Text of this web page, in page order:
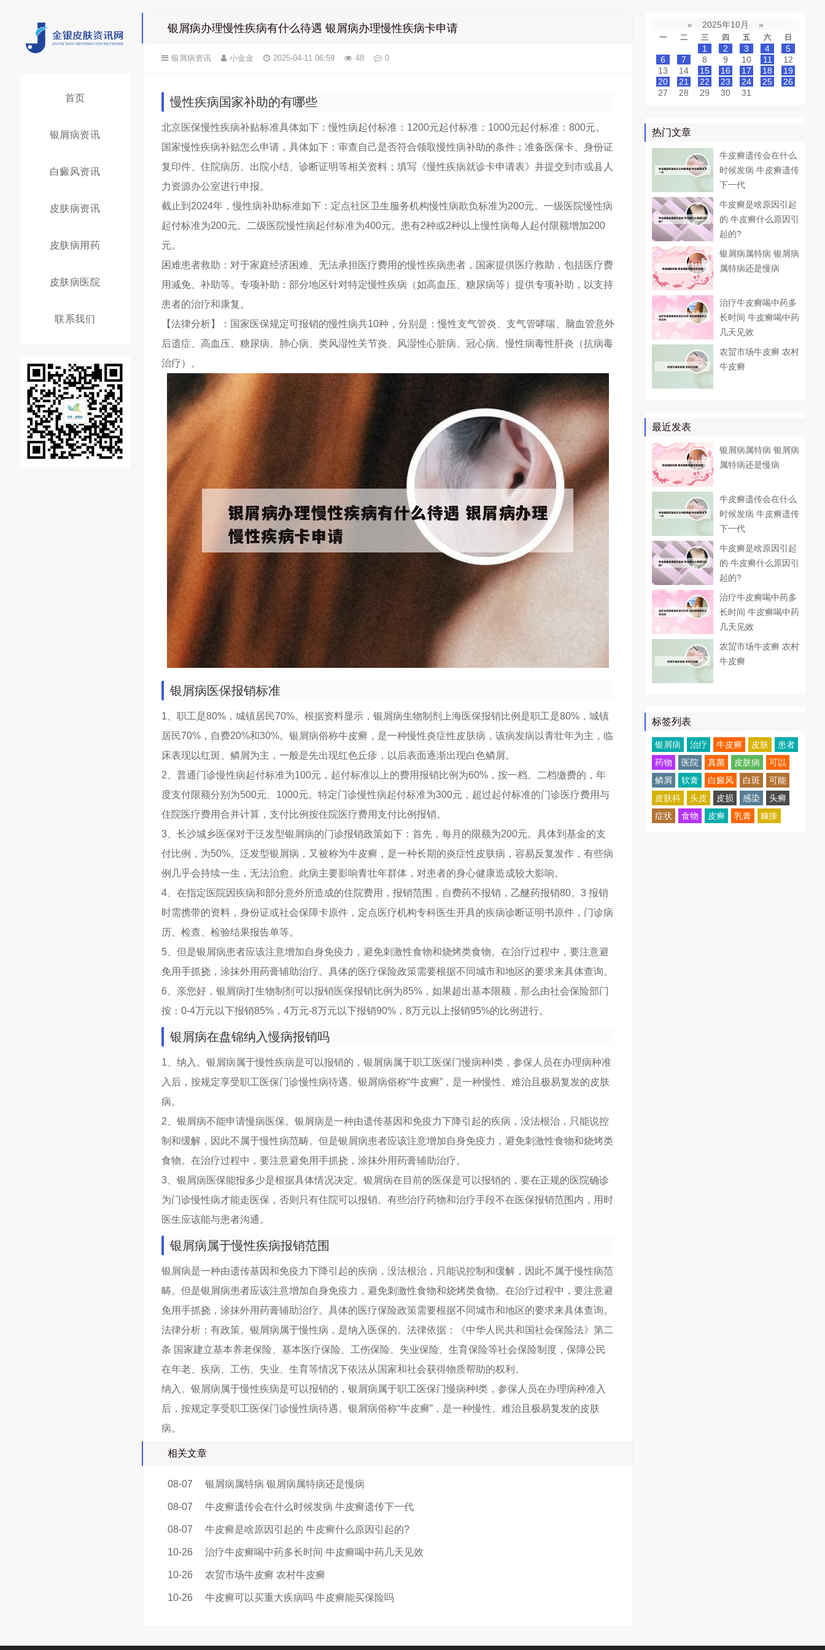
首页
银屑病资讯
白癜风资讯
皮肤病资讯
皮肤病用药
皮肤病医院
联系我们
银屑病办理慢性疾病有什么待遇 银屑病办理慢性疾病卡申请
银屑病资讯 小金金 2025-04-11 06:59 48 0
慢性疾病国家补助的有哪些
北京医保慢性疾病补贴标准具体如下：慢性病起付标准：1200元起付标准：1000元起付标准：800元。
国家慢性疾病补贴怎么申请，具体如下：审查自己是否符合领取慢性病补助的条件；准备医保卡、身份证
复印件、住院病历、出院小结、诊断证明等相关资料；填写《慢性疾病就诊卡申请表》并提交到市或县人
力资源办公室进行申报。
截止到2024年，慢性病补助标准如下：定点社区卫生服务机构慢性病欺负标准为200元。一级医院慢性病
起付标准为200元。二级医院慢性病起付标准为400元。患有2种或2种以上慢性病每人起付限额增加200
元。
困难患者救助：对于家庭经济困难、无法承担医疗费用的慢性疾病患者，国家提供医疗救助，包括医疗费
用减免、补助等。专项补助：部分地区针对特定慢性疾病（如高血压、糖尿病等）提供专项补助，以支持
患者的治疗和康复。
【法律分析】：国家医保规定可报销的慢性病共10种，分别是：慢性支气管炎、支气管哮喘、脑血管意外
后遗症、高血压、糖尿病、肺心病、类风湿性关节炎、风湿性心脏病、冠心病、慢性病毒性肝炎（抗病毒
治疗）。
银屑病医保报销标准
1、职工是80%，城镇居民70%。根据资料显示，银屑病生物制剂上海医保报销比例是职工是80%，城镇
居民70%，自费20%和30%。银屑病俗称牛皮癣，是一种慢性炎症性皮肤病，该病发病以青壮年为主，临
床表现以红斑、鳞屑为主，一般是先出现红色丘疹，以后表面逐渐出现白色鳞屑。
2、普通门诊慢性病起付标准为100元，起付标准以上的费用报销比例为60%，按一档、二档缴费的，年
度支付限额分别为500元、1000元。特定门诊慢性病起付标准为300元，超过起付标准的门诊医疗费用与
住院医疗费用合并计算，支付比例按住院医疗费用支付比例报销。
3、长沙城乡医保对于泛发型银屑病的门诊报销政策如下：首先，每月的限额为200元。具体到基金的支
付比例，为50%。泛发型银屑病，又被称为牛皮癣，是一种长期的炎症性皮肤病，容易反复发作，有些病
例几乎会持续一生，无法治愈。此病主要影响青壮年群体，对患者的身心健康造成较大影响。
4、在指定医院因疾病和部分意外所造成的住院费用，报销范围，自费药不报销，乙醚药报销80。3 报销
时需携带的资料，身份证或社会保障卡原件，定点医疗机构专科医生开具的疾病诊断证明书原件，门诊病
历、检查、检验结果报告单等。
5、但是银屑病患者应该注意增加自身免疫力，避免刺激性食物和烧烤类食物。在治疗过程中，要注意避
免用手抓挠，涂抹外用药膏辅助治疗。具体的医疗保险政策需要根据不同城市和地区的要求来具体查询。
6、亲您好，银屑病打生物制剂可以报销医保报销比例为85%，如果超出基本限额，那么由社会保险部门
按：0-4万元以下报销85%，4万元-8万元以下报销90%，8万元以上报销95%的比例进行。
银屑病在盘锦纳入慢病报销吗
1、纳入。银屑病属于慢性疾病是可以报销的，银屑病属于职工医保门慢病种I类，参保人员在办理病种准
入后，按规定享受职工医保门诊慢性病待遇。银屑病俗称“牛皮癣”，是一种慢性、难治且极易复发的皮肤
病。
2、银屑病不能申请慢病医保。银屑病是一种由遗传基因和免疫力下降引起的疾病，没法根治，只能说控
制和缓解，因此不属于慢性病范畴。但是银屑病患者应该注意增加自身免疫力，避免刺激性食物和烧烤类
食物。在治疗过程中，要注意避免用手抓挠，涂抹外用药膏辅助治疗。
3、银屑病医保能报多少是根据具体情况决定。银屑病在目前的医保是可以报销的，要在正规的医院确诊
为门诊慢性病才能走医保，否则只有住院可以报销。有些治疗药物和治疗手段不在医保报销范围内，用时
医生应该能与患者沟通。
银屑病属于慢性疾病报销范围
银屑病是一种由遗传基因和免疫力下降引起的疾病，没法根治，只能说控制和缓解，因此不属于慢性病范
畴。但是银屑病患者应该注意增加自身免疫力，避免刺激性食物和烧烤类食物。在治疗过程中，要注意避
免用手抓挠，涂抹外用药膏辅助治疗。具体的医疗保险政策需要根据不同城市和地区的要求来具体查询。
法律分析：有政策。银屑病属于慢性病，是纳入医保的。法律依据：《中华人民共和国社会保险法》第二
条 国家建立基本养老保险、基本医疗保险、工伤保险、失业保险、生育保险等社会保险制度，保障公民
在年老、疾病、工伤、失业、生育等情况下依法从国家和社会获得物质帮助的权利。
纳入。银屑病属于慢性疾病是可以报销的，银屑病属于职工医保门慢病种I类，参保人员在办理病种准入
后，按规定享受职工医保门诊慢性病待遇。银屑病俗称“牛皮癣”，是一种慢性、难治且极易复发的皮肤
病。
相关文章
08-07 银屑病属特病 银屑病属特病还是慢病
08-07 牛皮癣遗传会在什么时候发病 牛皮癣遗传下一代
08-07 牛皮癣是啥原因引起的 牛皮癣什么原因引起的?
10-26 治疗牛皮癣喝中药多长时间 牛皮癣喝中药几天见效
10-26 农贸市场牛皮癣 农村牛皮癣
10-26 牛皮癣可以买重大疾病吗 牛皮癣能买保险吗
« 2025年10月 »
一 二 三 四 五 六 日
1 2 3 4
5
6
7 8 9 10 11
12
13
14 15 16 17 18
19
20
21 22 23 24 25
26
27
28 29 30 31
热门文章
牛皮癣遗传会在什么
时候发病 牛皮癣遗传
下一代
牛皮癣是啥原因引起
的 牛皮癣什么原因引
起的?
银屑病属特病 银屑病
属特病还是慢病
治疗牛皮癣喝中药多
长时间 牛皮癣喝中药
几天见效
农贸市场牛皮癣 农村
牛皮癣
最近发表
银屑病属特病 银屑病
属特病还是慢病
牛皮癣遗传会在什么
时候发病 牛皮癣遗传
下一代
牛皮癣是啥原因引起
的 牛皮癣什么原因引
起的?
治疗牛皮癣喝中药多
长时间 牛皮癣喝中药
几天见效
农贸市场牛皮癣 农村
牛皮癣
标签列表
银屑病 治疗 牛皮癣 皮肤
患者
药物
医院 真菌 皮肤病
可以
鳞屑
软膏 白癜风 白斑
可能
皮肤科
头皮 皮损 感染
头癣
症状
食物 皮癣 乳膏 糠疹